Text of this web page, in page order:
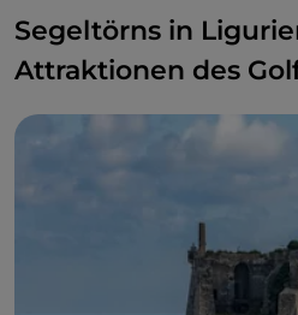
Segeltörns in
Attraktionen des